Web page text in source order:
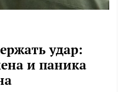
удар:
и паника